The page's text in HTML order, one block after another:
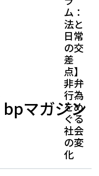
bpマガジン
ム：
法と
日常
の交
差
点】
非弁
行為
をめ
ぐる
社会
の変
化